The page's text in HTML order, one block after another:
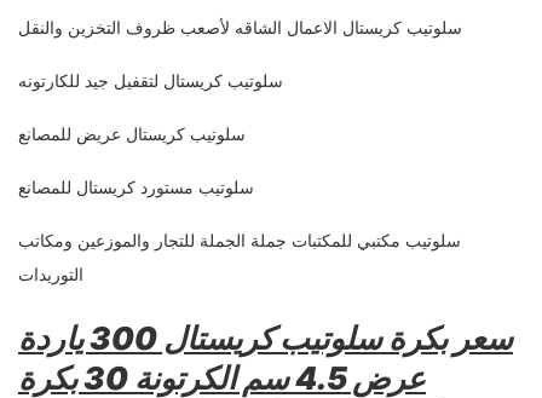
سلوتيب كريستال الاعمال الشاقه لأصعب ظروف التخزين والنقل
سلوتيب كريستال لتقفيل جيد للكارتونه
سلوتيب كريستال عريض للمصانع
سلوتيب مستورد كريستال للمصانع
سلوتيب مكتبي للمكتبات جملة الجملة للتجار والموزعين ومكاتب
التوريدات
سعر بكرة سلوتيب كريستال 300 ياردة
عرض 4.5 سم الكرتونة 30 بكرة